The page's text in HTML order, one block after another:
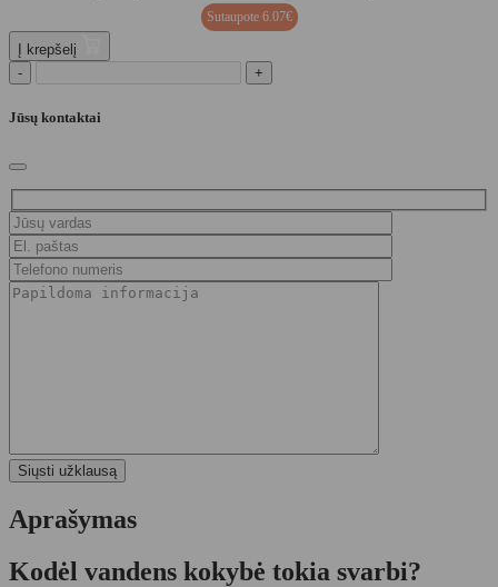
Sutaupote 6.07€
Į krepšelį
-
+
Jūsų kontaktai
Aprašymas
Kodėl vandens kokybė tokia svarbi?